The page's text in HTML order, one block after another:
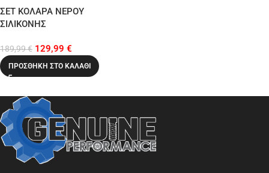
ΣΕΤ ΚΟΛΑΡΑ ΝΕΡΟΥ
ΣΙΛΙΚΟΝΗΣ
EA113
189,99€ 129,99 €
ΠΡΟΣΘΉΚΗ ΣΤΟ ΚΑΛΆΘΙ